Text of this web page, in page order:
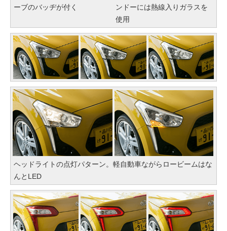
ーブのバッヂが付く
ンドーには熱線入りガラスを
使用
ヘッドライトの点灯パターン。軽自動車ながらロービームはな
んとLED